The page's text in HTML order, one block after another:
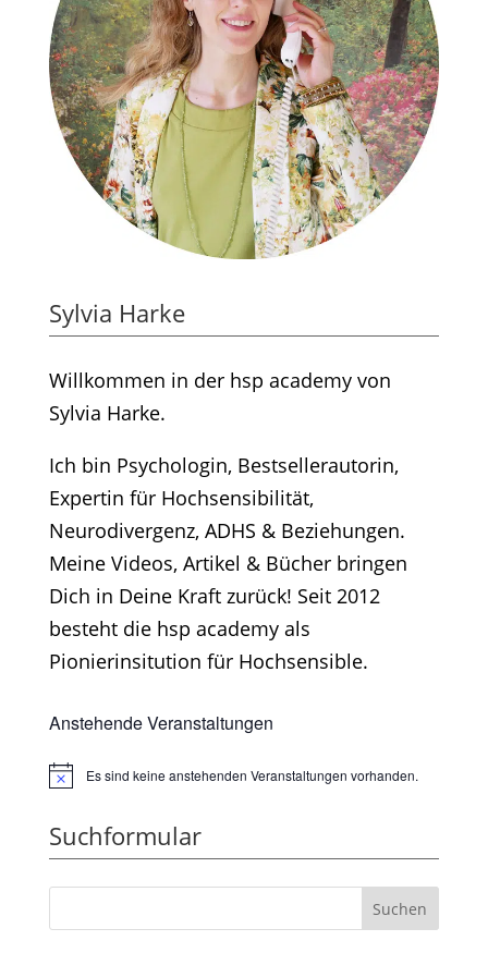
Sylvia Harke
Willkommen in der hsp academy von
Sylvia Harke.
Ich bin Psychologin, Bestsellerautorin,
Expertin für Hochsensibilität,
Neurodivergenz, ADHS & Beziehungen.
Meine Videos, Artikel & Bücher bringen
Dich in Deine Kraft zurück! Seit 2012
besteht die hsp academy als
Pionierinsitution für Hochsensible.
Anstehende Veranstaltungen
HinweisEs sind keine anstehenden Veranstaltungen vorhanden.
Suchformular